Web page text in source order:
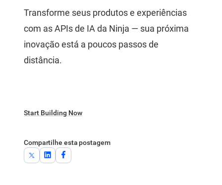
Transforme seus produtos e experiências
com as APIs de IA da Ninja — sua próxima
inovação está a poucos passos de
distância.
Start Building Now
Compartilhe esta postagem